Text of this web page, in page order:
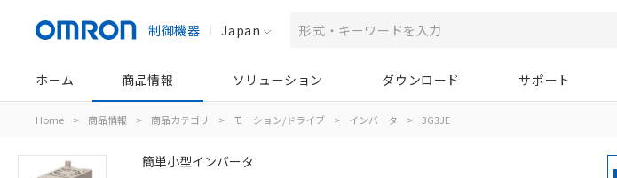
制御機器 Japan
ホーム 商品情報 ソリューション ダウンロード サポート
Home > 商品情報 > 商品カテゴリ > モーション/ドライブ > インバータ > 3G3JE
簡単小型インバータ